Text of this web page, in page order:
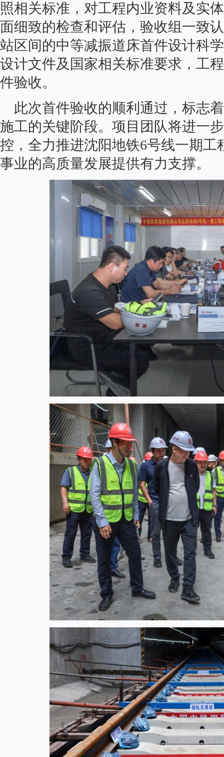
照相关标准，对工程内业资料及实
面细致的检查和评估，验收组一致
站区间的中等减振道床首件设计科
设计文件及国家相关标准要求，工
件验收。
此次首件验收的顺利通过，标志
施工的关键阶段。项目团队将进一
控，全力推进沈阳地铁6号线一期
事业的高质量发展提供有力支撑。